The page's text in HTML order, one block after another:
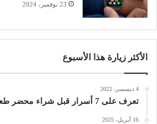
23 نوفمبر، 2024
الأكثر زيارة هذا الأسبوع
4 ديسمبر، 2022
تعرف على 7 أسرار قبل شراء محضر طعام في 2022
16 أبريل، 2025